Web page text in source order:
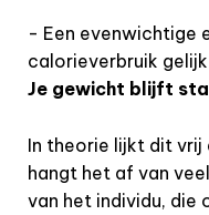
- Een evenwichtige
calorieverbruik
Je gewicht blijft
In theorie lijkt dit vrij
hangt het af van
van het individu, die